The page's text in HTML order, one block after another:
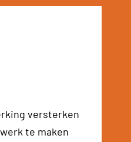
versterken
te maken